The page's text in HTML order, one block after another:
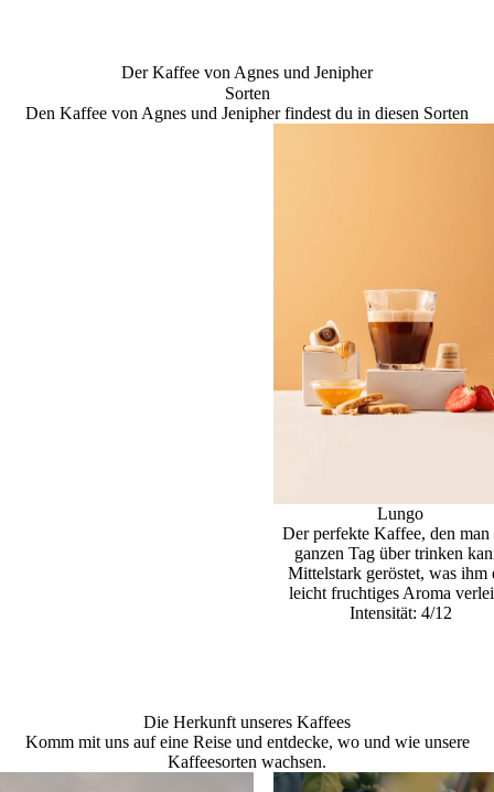
Der Kaffee von Agnes und Jenipher
Sorten
Den Kaffee von Agnes und Jenipher findest du in diesen Sorten
Lungo
Der perfekte Kaffee, den man
ganzen Tag über trinken
Mittelstark geröstet, was ihm
leicht fruchtiges Aroma
Intensität: 4/12
Die Herkunft unseres Kaffees
Komm mit uns auf eine Reise und entdecke, wo und wie unsere
Kaffeesorten wachsen.